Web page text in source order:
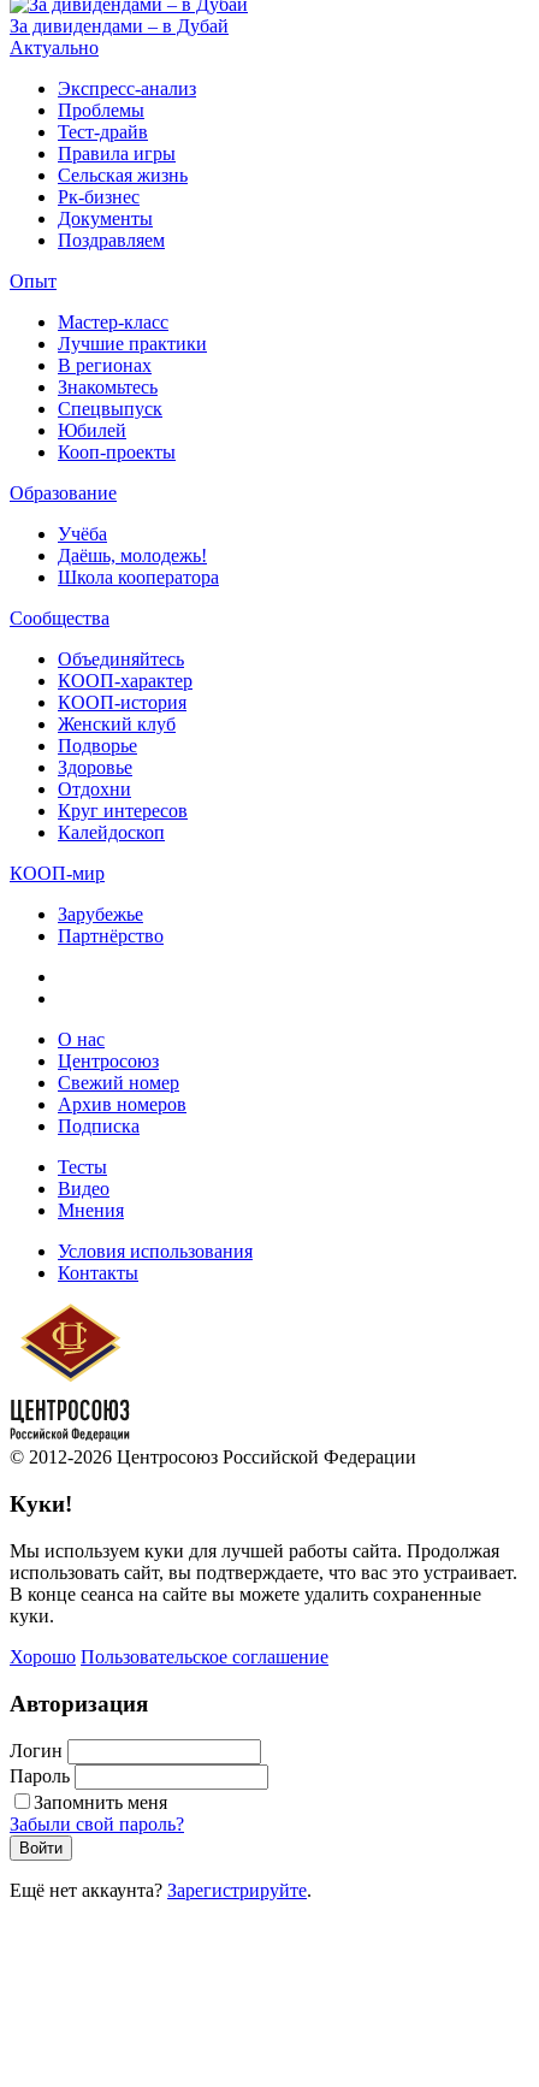
За дивидендами – в Дубай
Актуально
Экспресс-анализ
Проблемы
Тест-драйв
Правила игры
Сельская жизнь
Рк-бизнес
Документы
Поздравляем
Опыт
Мастер-класс
Лучшие практики
В регионах
Знакомьтесь
Спецвыпуск
Юбилей
Кооп-проекты
Образование
Учёба
Даёшь, молодежь!
Школа кооператора
Сообщества
Объединяйтесь
КООП-характер
КООП-история
Женский клуб
Подворье
Здоровье
Отдохни
Круг интересов
Калейдоскоп
КООП-мир
Зарубежье
Партнёрство
О нас
Центросоюз
Свежий номер
Архив номеров
Подписка
Тесты
Видео
Мнения
Условия использования
Контакты
© 2012-2026 Центросоюз Российской Федерации
Куки!
Мы используем куки для лучшей работы сайта. Продолжая
использовать сайт, вы подтверждаете, что вас это устраивает.
В конце сеанса на сайте вы можете удалить сохраненные
куки.
Хорошо Пользовательское соглашение
Авторизация
Логин
Пароль
Запомнить меня
Забыли свой пароль?
Войти
Ещё нет аккаунта? Зарегистрируйте.